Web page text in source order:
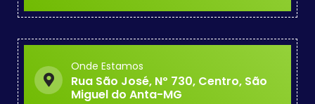
Onde Estamos
Rua São José, Nº 730, Centro, São
Miguel do Anta-MG